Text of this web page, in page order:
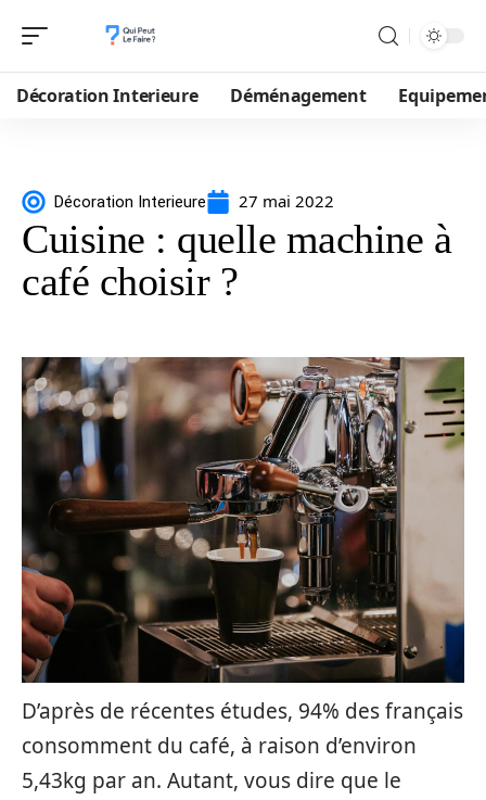
Décoration Interieure Déménagement
Décoration Interieure 27 mai 2022
Cuisine : quelle machine à
café choisir ?
D’après de récentes études, 94% des français
consomment du café, à raison d’environ
5,43kg par an. Autant, vous dire que le